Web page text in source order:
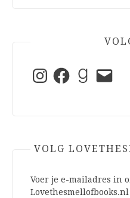
InstagramFacebookGoodreads
E-
mail
VOLG
Voer je e-mailadres in